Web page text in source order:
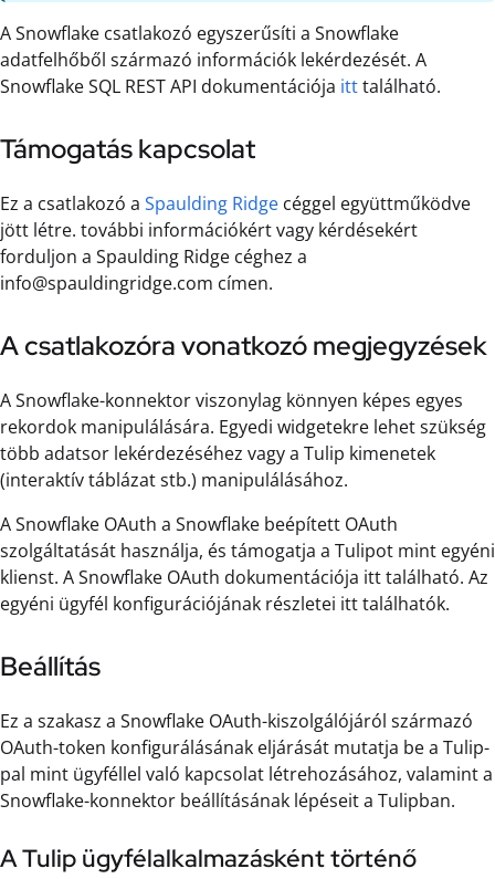
A Snowflake csatlakozó egyszerűsíti a Snowflake
adatfelhőből származó információk lekérdezését. A
Snowflake SQL REST API dokumentációja itttalálható.
Támogatás kapcsolat
Ez a csatlakozó a Spaulding Ridge céggel együttműködve
jött létre. további információkért vagy kérdésekért
forduljon a Spaulding Ridge céghez a
info@spauldingridge.com címen.
A csatlakozóra vonatkozó megjegyzések
A Snowflake-konnektor viszonylag könnyen képes egyes
rekordok manipulálására. Egyedi widgetekre lehet szükség
több adatsor lekérdezéséhez vagy a Tulip kimenetek
(interaktív táblázat stb.) manipulálásához.
A Snowflake OAuth a Snowflake beépített OAuth
szolgáltatását használja, és támogatja a Tulipot mint egyéni
klienst. A Snowflake OAuth dokumentációja itt található. Az
egyéni ügyfél konfigurációjának részletei itt találhatók.
Beállítás
Ez a szakasz a Snowflake OAuth-kiszolgálójáról származó
OAuth-token konfigurálásának eljárását mutatja be a Tulip-
pal mint ügyféllel való kapcsolat létrehozásához, valamint a
Snowflake-konnektor beállításának lépéseit a Tulipban.
A Tulip ügyfélalkalmazásként történő